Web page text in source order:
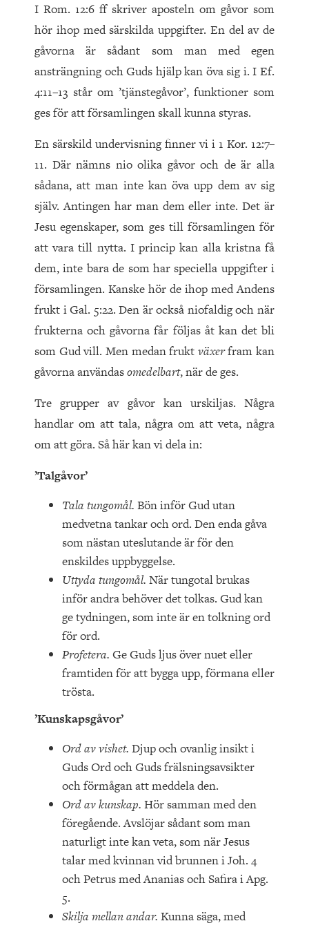
I Rom. 12:6 ff skriver aposteln om gåvor som
hör ihop med särskilda uppgifter. En del av de
gåvorna är sådant som man med egen
ansträngning och Guds hjälp kan öva sig i. I Ef.
4:11–13 står om ’tjänstegåvor’, funktioner som
ges för att församlingen skall kunna styras.
En särskild undervisning finner vi i 1 Kor. 12:7–
11. Där nämns nio olika gåvor och de är alla
sådana, att man inte kan öva upp dem av sig
själv. Antingen har man dem eller inte. Det är
Jesu egenskaper, som ges till församlingen för
att vara till nytta. I princip kan alla kristna få
dem, inte bara de som har speciella uppgifter i
församlingen. Kanske hör de ihop med Andens
frukt i Gal. 5:22. Den är också niofaldig och när
frukterna och gåvorna får följas åt kan det bli
som Gud vill. Men medan frukt växerfram kan
gåvorna användasomedelbart, när de ges.
Tre grupper av gåvor kan urskiljas. Några
handlar om att tala, några om att veta, några
om att göra. Så här kan vi dela in:
’Talgåvor’
Tala tungomål. Bön inför Gud utan
medvetna tankar och ord. Den enda gåva
som nästan uteslutande är för den
enskildes uppbyggelse.
Uttyda tungomål. När tungotal brukas
inför andra behöver det tolkas. Gud kan
ge tydningen, som inte är en tolkning ord
för ord.
Profetera. Ge Guds ljus över nuet eller
framtiden för att bygga upp, förmana eller
trösta.
’Kunskapsgåvor’
Ord av vishet. Djup och ovanlig insikt i
Guds Ord och Guds frälsningsavsikter
och förmågan att meddela den.
Ord av kunskap. Hör samman med den
föregående. Avslöjar sådant som man
naturligt inte kan veta, som när Jesus
talar med kvinnan vid brunnen i Joh. 4
och Petrus med Ananias och Safira i Apg.
5.
Skilja mellan andar. Kunna säga, med